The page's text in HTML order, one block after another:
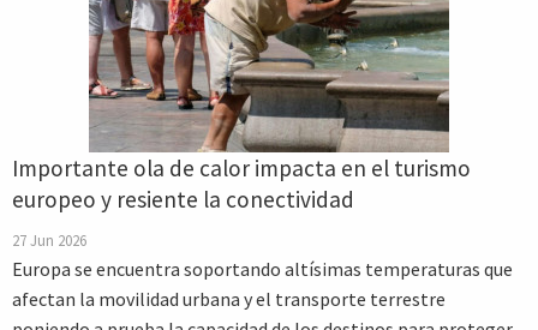
Importante ola de calor impacta en el turismo
europeo y resiente la conectividad
27 Jun 2026
Europa se encuentra soportando altísimas temperaturas que
afectan la movilidad urbana y el transporte terrestre